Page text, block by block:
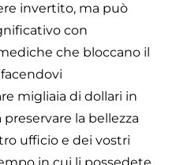
invertito, ma può
con
che bloccano il
migliaia di dollari in
la bellezza
ufficio e dei vostri